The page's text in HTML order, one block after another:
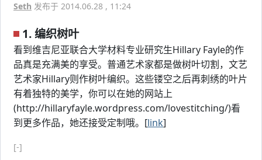
Seth 发布于 2014.06.28 , 11:24
1. 编织树叶
看到维吉尼亚联合大学材料专业研究生Hillary Fayle的作
品真是充满美的享受。普通艺术家都是做树叶切割，文艺
艺术家Hillary则作树叶编织。这些镂空之后再刺绣的叶片
有着独特的美学，你可以在她的网站上
(http://hillaryfayle.wordpress.com/lovestitching/)看
到更多作品，她还接受定制哦。[link]
[-]